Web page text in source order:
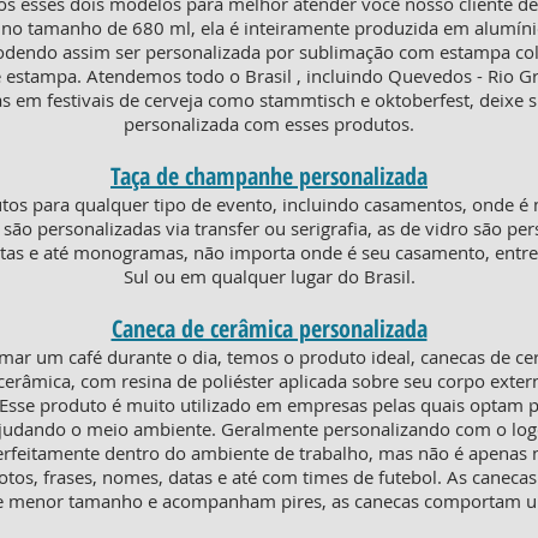
tamanho de 680 ml, ela é inteiramente produzida em
assim ser personalizada por sublimação com estampa
Atendemos todo o Brasil , incluindo Quevedos - Rio
em festivais de cerveja como stammtisch e oktoberfest, deixe
personalizada com esses produtos.
Taça de champanhe personalizada
para qualquer tipo de evento, incluindo casamentos, onde é
personalizadas via transfer ou serigrafia, as de vidro são
e até monogramas, não importa onde é seu casamento,
Sul ou em qualquer lugar do Brasil.
Caneca de cerâmica personalizada
um café durante o dia, temos o produto ideal, canecas de
com resina de poliéster aplicada sobre seu corpo
produto é muito utilizado em empresas pelas quais optam
o meio ambiente. Geralmente personalizando com o
dentro do ambiente de trabalho, mas não é apenas
frases, nomes, datas e até com times de futebol. As
menor tamanho e acompanham pires, as canecas comportam